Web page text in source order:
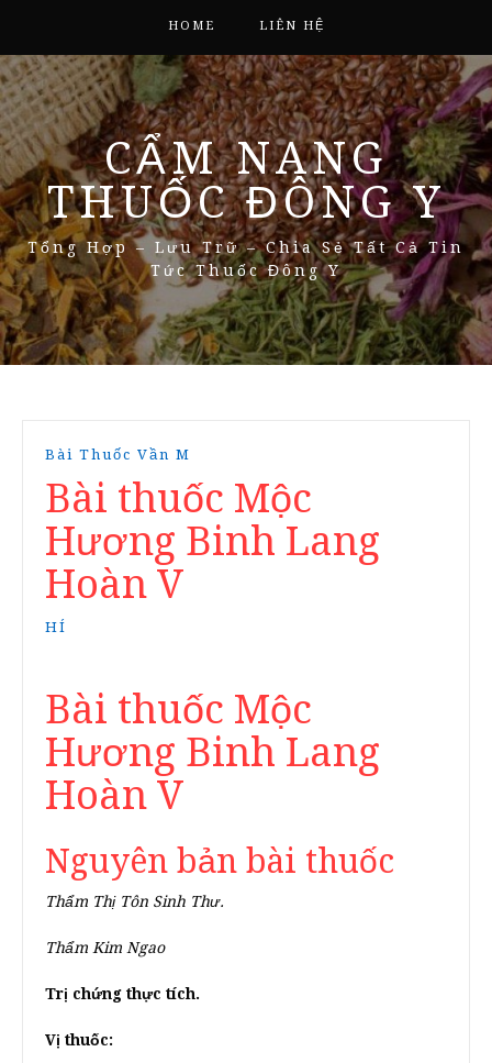
HOME LIÊN HỆ
CẨM NANG
THUỐC ĐÔNG Y
Tổng Hợp – Lưu Trữ – Chia Sẻ Tất Cả Tin
Tức Thuốc Đông Y
Bài Thuốc Vần M
Bài thuốc Mộc
Hương Binh Lang
Hoàn V
HÍ
Bài thuốc Mộc
Hương Binh Lang
Hoàn V
Nguyên bản bài thuốc
Thẩm Thị Tôn Sinh Thư.
Thẩm Kim Ngao
Trị chứng thực tích.
Vị thuốc: